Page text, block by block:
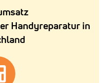
Handyreparatur in